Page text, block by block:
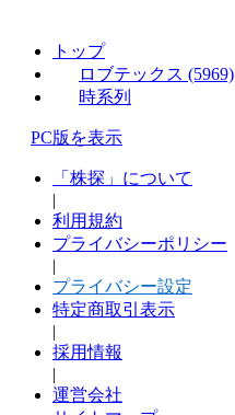
トップ
ロブテックス (5969)
時系列
PC版を表示
「株探」について
|
利用規約
プライバシーポリシー
|
プライバシー設定
特定商取引表示
|
採用情報
|
運営会社